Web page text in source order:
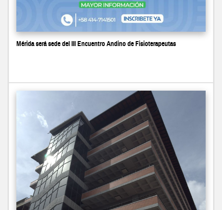
Mérida será sede del III Encuentro Andino de Fisioterapeutas